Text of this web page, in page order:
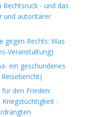
- und das
und autoritärer
gegen Rechts: Was
Veranstaltung)
ein geschundenes
den Frieden:
-